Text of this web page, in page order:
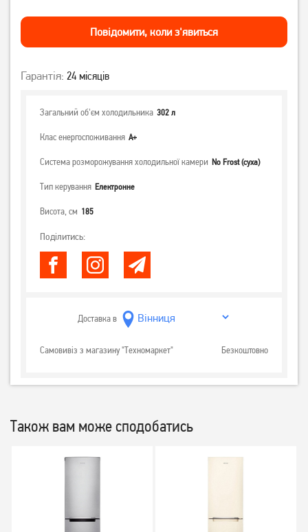
Повiдомити, коли з'явиться
Гарантія: 24 місяців
Загальний об'єм холодильника 302 л
Клас енергоспоживання А+
Система розморожування холодильної камери No Frost (суха)
Тип керування Електронне
Висота, см 185
Поділитись:
Доставка в
Самовивіз з магазину "Техномаркет" Безкоштовно
Також вам може сподобатись